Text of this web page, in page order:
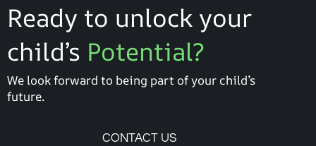
Ready to unlock your
child’s Potential?
We look forward to being part of your child’s
future.
CONTACT US